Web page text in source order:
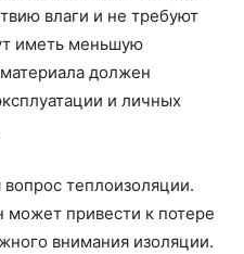
влаги и не требуют
иметь меньшую
должен
и личных
теплоизоляции.
может привести к потере
внимания изоляции.